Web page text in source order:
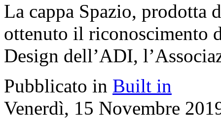
La cappa Spazio, prodotta
ottenuto il riconoscimento
Design dell’ADI,
Pubblicato in Built in
Venerdì, 15 Novembre